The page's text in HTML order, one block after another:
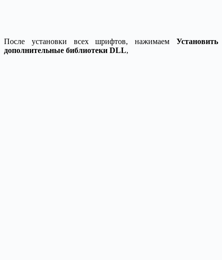
После установки всех шрифтов, нажимаем Установить
дополнительные библиотеки DLL,